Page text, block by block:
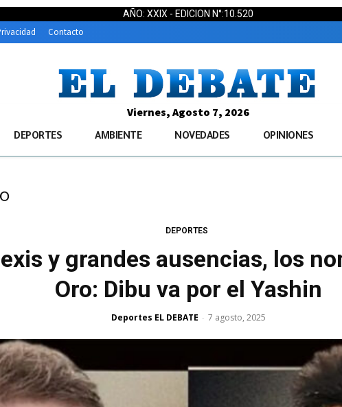
AÑO: XXIX - EDICION N°:10.520
Contacto
Viernes, Agosto 7, 2026
DEPORTES AMBIENTE NOVEDADES OPINIONES
DEPORTES
y grandes ausencias, los
Oro: Dibu va por el Yashin
Deportes EL DEBATE - 7 agosto, 2025